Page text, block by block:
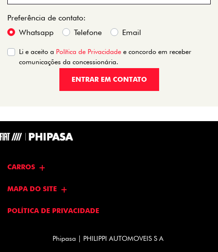
Preferência de contato:
Whatsapp
Telefone Email
Li e aceito a Política de Privacidade e concordo em receber
comunicações da concessionária.
ENTRAR EM CONTATO
CARROS
MAPA DO SITE
POLÍTICA DE PRIVACIDADE
Phipasa | PHILIPPI AUTOMOVEIS S A